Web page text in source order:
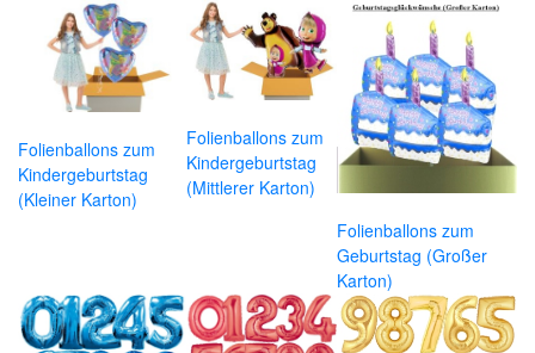
Folienballons zum
Kindergeburtstag
(Kleiner Karton)
Folienballons zum
Kindergeburtstag
(Mittlerer Karton)
Folienballons zum
Geburtstag (Großer
Karton)